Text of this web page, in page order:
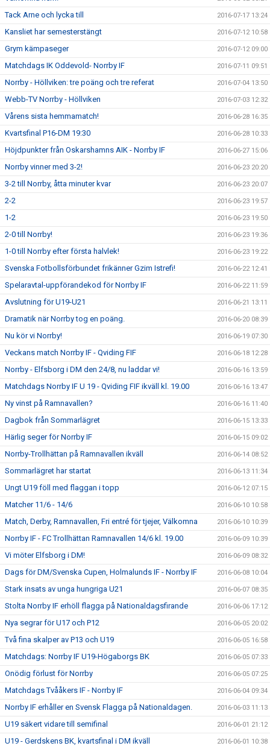
Tack Arne och lycka till 2016-07-17 13:24
Kansliet har semesterstängt 2016-07-12 10:58
Grym kämpaseger 2016-07-12 09:00
Matchdags IK Oddevold- Norrby IF 2016-07-11 09:51
Norrby - Höllviken: tre poäng och tre referat 2016-07-04 13:50
Webb-TV Norrby - Höllviken 2016-07-03 12:32
Vårens sista hemmamatch! 2016-06-28 16:35
Kvartsfinal P16-DM 19:30 2016-06-28 10:33
Höjdpunkter från Oskarshamns AIK - Norrby IF 2016-06-27 15:06
Norrby vinner med 3-2! 2016-06-23 20:20
3-2 till Norrby, åtta minuter kvar 2016-06-23 20:07
2-2 2016-06-23 19:57
1-2 2016-06-23 19:50
2-0 till Norrby! 2016-06-23 19:36
1-0 till Norrby efter första halvlek! 2016-06-23 19:22
Svenska Fotbollsförbundet frikänner Gzim Istrefi! 2016-06-22 12:41
Spelaravtal-uppförandekod för Norrby IF 2016-06-22 11:59
Avslutning för U19-U21 2016-06-21 13:11
Dramatik när Norrby tog en poäng. 2016-06-20 08:39
Nu kör vi Norrby! 2016-06-19 07:30
Veckans match Norrby IF - Qviding FIF 2016-06-18 12:28
Norrby - Elfsborg i DM den 24/8, nu laddar vi! 2016-06-16 13:59
Matchdags Norrby IF U 19 - Qviding FIF ikväll kl. 19.00 2016-06-16 13:47
Ny vinst på Ramnavallen? 2016-06-16 11:40
Dagbok från Sommarlägret 2016-06-15 13:33
Härlig seger för Norrby IF 2016-06-15 09:02
Norrby-Trollhättan på Ramnavallen ikväll 2016-06-14 08:52
Sommarlägret har startat 2016-06-13 11:34
Ungt U19 föll med flaggan i topp 2016-06-12 07:15
Matcher 11/6 - 14/6 2016-06-10 10:58
Match, Derby, Ramnavallen, Fri entré för tjejer, Välkomna 2016-06-10 10:39
Norrby IF - FC Trollhättan Ramnavallen 14/6 kl. 19.00 2016-06-09 10:39
Vi möter Elfsborg i DM! 2016-06-09 08:32
Dags för DM/Svenska Cupen, Holmalunds IF - Norrby IF 2016-06-08 10:04
Stark insats av unga hungriga U21 2016-06-07 08:35
Stolta Norrby IF erhöll flagga på Nationaldagsfirande 2016-06-06 17:12
Nya segrar för U17 och P12 2016-06-05 20:02
Två fina skalper av P13 och U19 2016-06-05 16:58
Matchdags: Norrby IF U19-Högaborgs BK 2016-06-05 07:33
Onödig förlust för Norrby 2016-06-05 07:25
Matchdags Tvååkers IF - Norrby IF 2016-06-04 09:34
Norrby IF erhåller en Svensk Flagga på Nationaldagen. 2016-06-03 11:13
U19 säkert vidare till semifinal 2016-06-01 21:12
U19 - Gerdskens BK, kvartsfinal i DM ikväll 2016-06-01 10:38